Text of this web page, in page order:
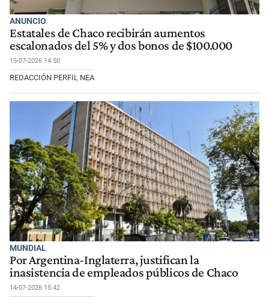
ANUNCIO
Estatales de Chaco recibirán aumentos
escalonados del 5% y dos bonos de $100.000
15-07-2026 14:50
REDACCIÓN PERFIL NEA
MUNDIAL
Por Argentina-Inglaterra, justifican la
inasistencia de empleados públicos de Chaco
14-07-2026 15:42